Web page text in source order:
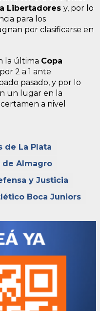
Libertadores y, por lo
para los
por clasificarse en
la última Copa
2 a 1 ante
pasado, y por lo
un lugar en la
a nivel
de La Plata
de Almagro
y Justicia
Boca Juniors